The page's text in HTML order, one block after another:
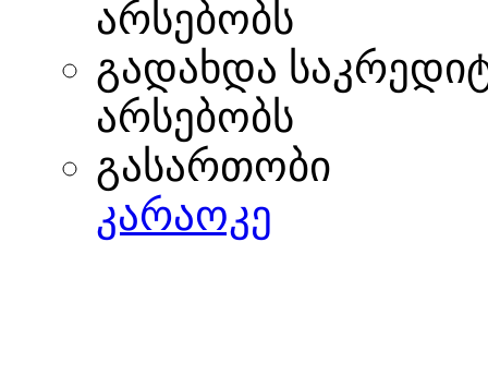
არსებობს
გადახდა
არსებობს
გასართობი
კარაოკე